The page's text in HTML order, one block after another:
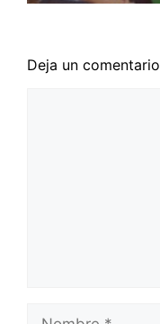
Deja un comentario
Nombre